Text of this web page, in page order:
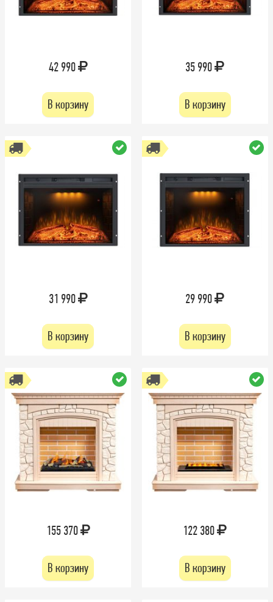
42 990
В корзину
35 990
В корзину
31 990
В корзину
29 990
В корзину
155 370
В корзину
122 380
В корзину